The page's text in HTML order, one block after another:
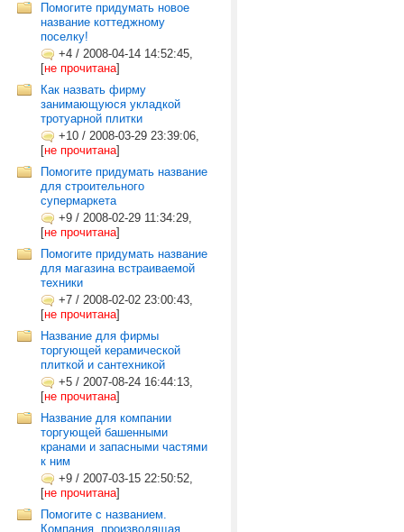
Помогите придумать новое
название коттеджному
поселку!
+4 / 2008-04-14 14:52:45,
[не прочитана]
Как назвать фирму
занимающуюся укладкой
тротуарной плитки
+10 / 2008-03-29 23:39:06,
[не прочитана]
Помогите придумать название
для строительного
супермаркета
+9 / 2008-02-29 11:34:29,
[не прочитана]
Помогите придумать название
для магазина встраиваемой
техники
+7 / 2008-02-02 23:00:43,
[не прочитана]
Название для фирмы
торгующей керамической
плиткой и сантехникой
+5 / 2007-08-24 16:44:13,
[не прочитана]
Название для компании
торгующей башенными
кранами и запасными частями
к ним
+9 / 2007-03-15 22:50:52,
[не прочитана]
Помогите с названием.
Компания, производящая